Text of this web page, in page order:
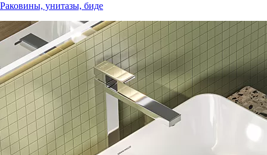
Раковины, унитазы, биде